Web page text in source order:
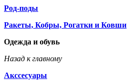
Род-поды
Ракеты, Кобры, Рогатки и Ковши
Одежда и обувь
Назад к главному
Акссесуары